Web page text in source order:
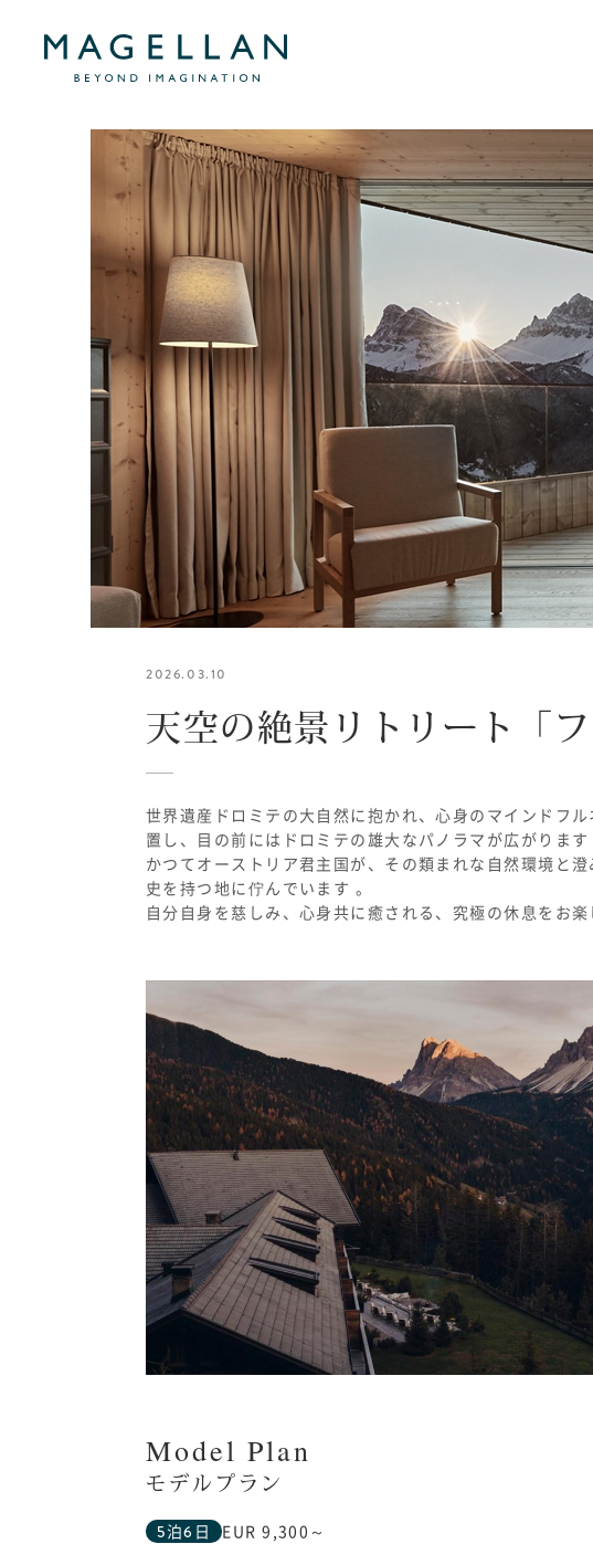
2026.03.10
天空の絶景リトリート「
世界遺産ドロミテの大自然に抱かれ、心身のマインドフ
置し、目の前にはドロミテの雄大なパノラマが広がります
かつてオーストリア君主国が、その類まれな自然環境と
史を持つ地に佇んでいます 。
自分自身を慈しみ、心身共に癒される、究極の休息をお楽
Model Plan
モデルプラン
5泊6日 EUR 9,300～